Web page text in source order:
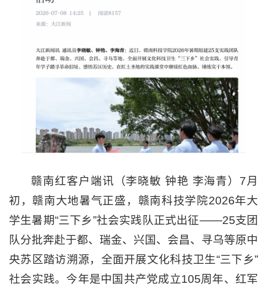
赣南红客户端讯（李晓敏 钟艳 李海青）7月
初，赣南大地暑气正盛，赣南科技学院2026年大
学生暑期“三下乡”社会实践队正式出征——25支团
队分批奔赴于都、瑞金、兴国、会昌、寻乌等原中
央苏区踏访溯源，全面开展文化科技卫生“三下乡”
社会实践。今年是中国共产党成立105周年、红军